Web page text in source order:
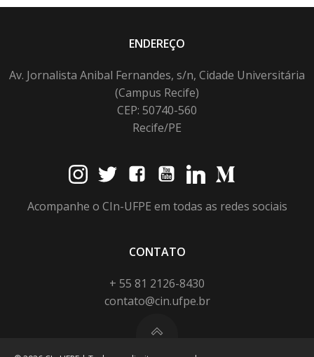
ENDEREÇO
Av. Jornalista Anibal Fernandes, s/n, Cidade Universitária
(Campus Recife)
CEP: 50740-560
Recife/PE
Acompanhe o CIn-UFPE em todas as redes sociais
CONTATO
+ 55 81 2126-8430
contato@cin.ufpe.br